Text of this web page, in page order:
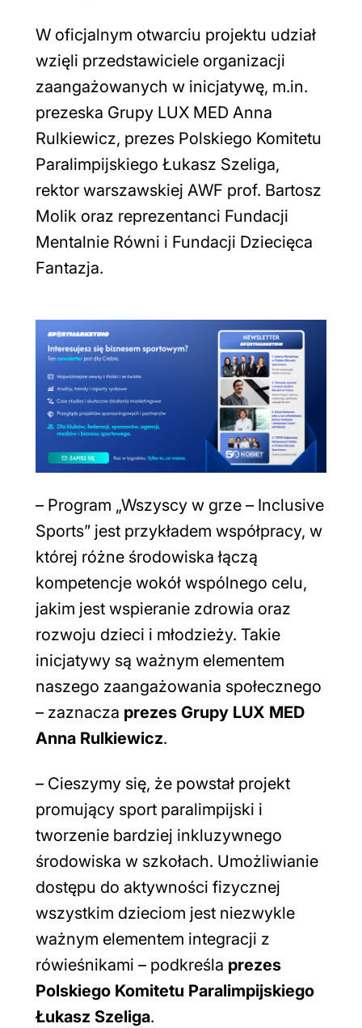
W oficjalnym otwarciu projektu udział
wzięli przedstawiciele organizacji
zaangażowanych w inicjatywę, m.in.
prezeska Grupy LUX MED Anna
Rulkiewicz, prezes Polskiego Komitetu
Paralimpijskiego Łukasz Szeliga,
rektor warszawskiej AWF prof. Bartosz
Molik oraz reprezentanci Fundacji
Mentalnie Równi i Fundacji Dziecięca
Fantazja.
– Program „Wszyscy w grze – Inclusive
Sports” jest przykładem współpracy, w
której różne środowiska łączą
kompetencje wokół wspólnego celu,
jakim jest wspieranie zdrowia oraz
rozwoju dzieci i młodzieży. Takie
inicjatywy są ważnym elementem
naszego zaangażowania społecznego
– zaznacza prezes Grupy LUX MED
Anna Rulkiewicz.
– Cieszymy się, że powstał projekt
promujący sport paralimpijski i
tworzenie bardziej inkluzywnego
środowiska w szkołach. Umożliwianie
dostępu do aktywności fizycznej
wszystkim dzieciom jest niezwykle
ważnym elementem integracji z
rówieśnikami – podkreśla prezes
Polskiego Komitetu Paralimpijskiego
Łukasz Szeliga.